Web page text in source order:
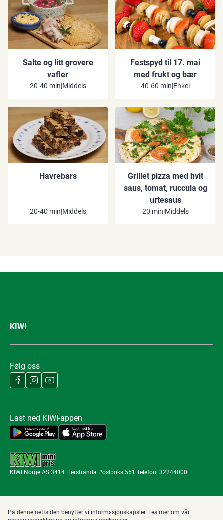
Salte og litt grovere
vafler
20-40 min|Middels
Festspyd til 17. mai
med frukt og bær
40-60 min|Enkel
Havrebars
20-40 min|Middels
Grillet pizza med hvit
saus, tomat, ruccula og
urtesaus
20 min|Middels
KIWI
Følg oss
Last ned KIWI-appen
KIWI Norge AS 3414 Lierstranda Postboks 551 Telefon: 32244000
På denne nettsiden benytter vi informasjonskapsler. Les mer om vår